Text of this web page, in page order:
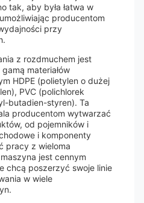
tak, aby była łatwa w
producentom
przy
z rozdmuchem jest
materiałów
HDPE (polietylen o dużej
PVC (polichlorek
butadien-styren). Ta
producentom wytwarzać
od pojemników i
i komponenty
pracy z wieloma
jest cennym
chcą poszerzyć swoje linie
w wiele